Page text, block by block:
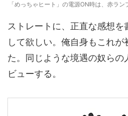
「めっちゃヒート」の電源ON時は、赤ラン
ストレートに、正直な感想を
して欲しい。俺自身もこれ
た。同じような境遇の奴らの
ビューする。